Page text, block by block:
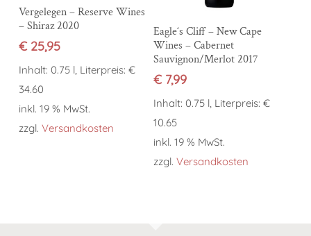
In den Warenkorb
Vergelegen – Reserve Wines
– Shiraz 2020
€25,95
Inhalt: 0.75 l, Literpreis: €
34.60
inkl. 19 % MwSt.
zzgl. Versandkosten
Weiterlesen
Eagle´s Cliff – New Cape
Wines – Cabernet
Sauvignon/Merlot 2017
€7,99
Inhalt: 0.75 l, Literpreis: €
10.65
inkl. 19 % MwSt.
zzgl.Versandkosten